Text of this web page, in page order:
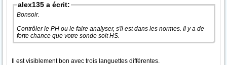
alex135 a écrit:
Bonsoir.
Contrôler le PH ou le faire analyser, s'il est dans les normes. Il y a de
forte chance que votre sonde soit HS.
Il est visiblement bon avec trois languettes différentes.